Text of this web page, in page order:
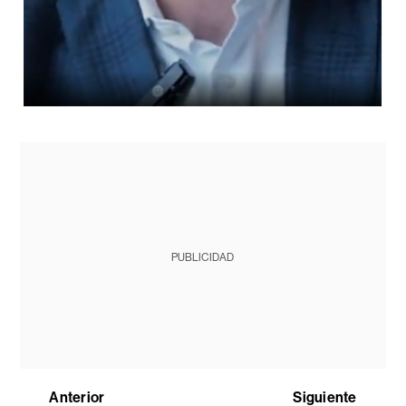
PUBLICIDAD
Anterior Siguiente